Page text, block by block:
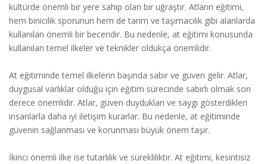
kültürde önemli bir yere sahip olan bir uğraştır. Atların eğitimi,
hem binicilik sporunun hem de tarım ve taşımacılık gibi alanlarda
kullanılan önemli bir beceridir. Bu nedenle, at eğitimi konusunda
kullanılan temel ilkeler ve teknikler oldukça önemlidir.
At eğitiminde temel ilkelerin başında sabır ve güven gelir. Atlar,
duygusal varlıklar olduğu için eğitim sürecinde sabırlı olmak son
derece önemlidir. Atlar, güven duydukları ve saygı gösterdikleri
insanlarla daha iyi iletişim kurarlar. Bu nedenle, at eğitiminde
güvenin sağlanması ve korunması büyük önem taşır.
İkinci önemli ilke ise tutarlılık ve sürekliliktir. At eğitimi, kesintisiz